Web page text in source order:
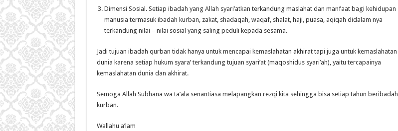
Dimensi Sosial. Setiap ibadah yang Allah syari’atkan terkandung maslahat dan manfaat bagi kehidupan
manusia termasuk ibadah kurban, zakat, shadaqah, waqaf, shalat, haji, puasa, aqiqah didalam nya
terkandung nilai – nilai sosial yang saling peduli kepada sesama.
Jadi tujuan ibadah qurban tidak hanya untuk mencapai kemaslahatan akhirat tapi juga untuk kemaslahatan
dunia karena setiap hukum syara’ terkandung tujuan syari’at (maqoshidus syari’ah), yaitu tercapainya
kemaslahatan dunia dan akhirat.
Semoga Allah Subhana wa ta’ala senantiasa melapangkan rezqi kita sehingga bisa setiap tahun beribadah
kurban.
Wallahu a’lam